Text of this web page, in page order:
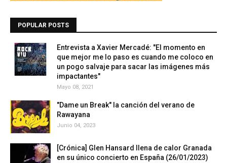
POPULAR POSTS
Entrevista a Xavier Mercadé: "El momento en
que mejor me lo paso es cuando me coloco en
un pogo salvaje para sacar las imágenes más
impactantes"
Mayo 08, 2021
"Dame un Break" la canción del verano de
Rawayana
Junio 04, 2023
[Crónica] Glen Hansard llena de calor Granada
en su único concierto en España (26/01/2023)